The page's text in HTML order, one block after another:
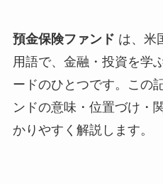
預金保険ファンド は、米
用語で、金融・投資を学
ードのひとつです。この
ンドの意味・位置づけ・
かりやすく解説します。